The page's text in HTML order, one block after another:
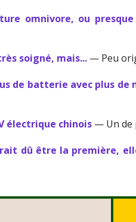
omnivore, ou presque
soigné, mais... — Peu
de batterie avec plus de
électrique chinois — Un de
dû être la première,